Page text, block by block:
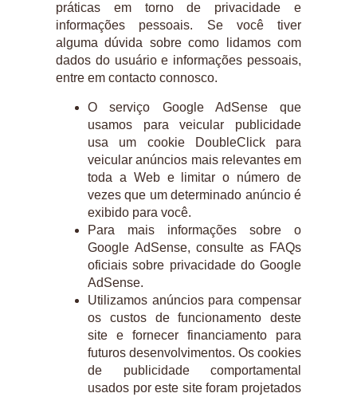
práticas em torno de privacidade e
informações pessoais. Se você tiver
alguma dúvida sobre como lidamos com
dados do usuário e informações pessoais,
entre em contacto connosco.
O serviço Google AdSense que
usamos para veicular publicidade
usa um cookie DoubleClick para
veicular anúncios mais relevantes em
toda a Web e limitar o número de
vezes que um determinado anúncio é
exibido para você.
Para mais informações sobre o
Google AdSense, consulte as FAQs
oficiais sobre privacidade do Google
AdSense.
Utilizamos anúncios para compensar
os custos de funcionamento deste
site e fornecer financiamento para
futuros desenvolvimentos. Os cookies
de publicidade comportamental
usados ​​por este site foram projetados